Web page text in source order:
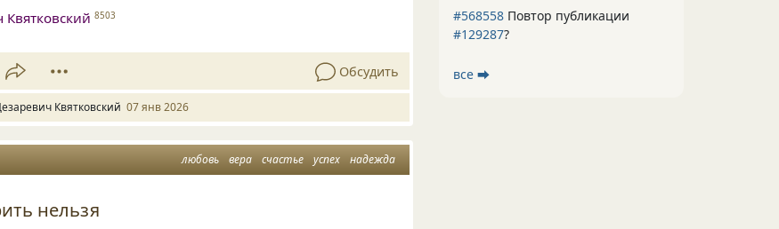
8503
Обсудить
Квятковский 07 янв 2026
любовь вера счастье успех надежда
нельзя
#568558 Повтор публикации
#129287?
все ⮕